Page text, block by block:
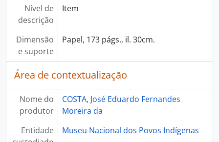
Nível de
descrição
Item
Dimensão
e suporte
Papel, 173 págs., il. 30cm.
Área de contextualização
Nome do
produtor
COSTA, José Eduardo Fernandes
Moreira da
Entidade
Museu Nacional dos Povos Indígenas